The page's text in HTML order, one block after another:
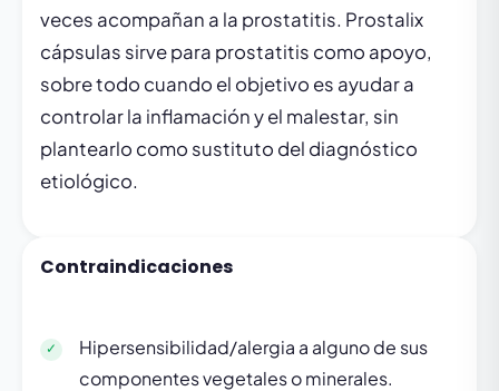
veces acompañan a la prostatitis. Prostalix
cápsulas sirve para prostatitis como apoyo,
sobre todo cuando el objetivo es ayudar a
controlar la inflamación y el malestar, sin
plantearlo como sustituto del diagnóstico
etiológico.
Contraindicaciones
Hipersensibilidad/alergia a alguno de sus
componentes vegetales o minerales.